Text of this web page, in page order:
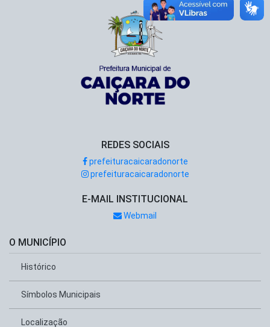
REDES SOCIAIS
prefeituracaicaradonorte
prefeituracaicaradonorte
E-MAIL INSTITUCIONAL
Webmail
O MUNICÍPIO
Histórico
Símbolos Municipais
Localização